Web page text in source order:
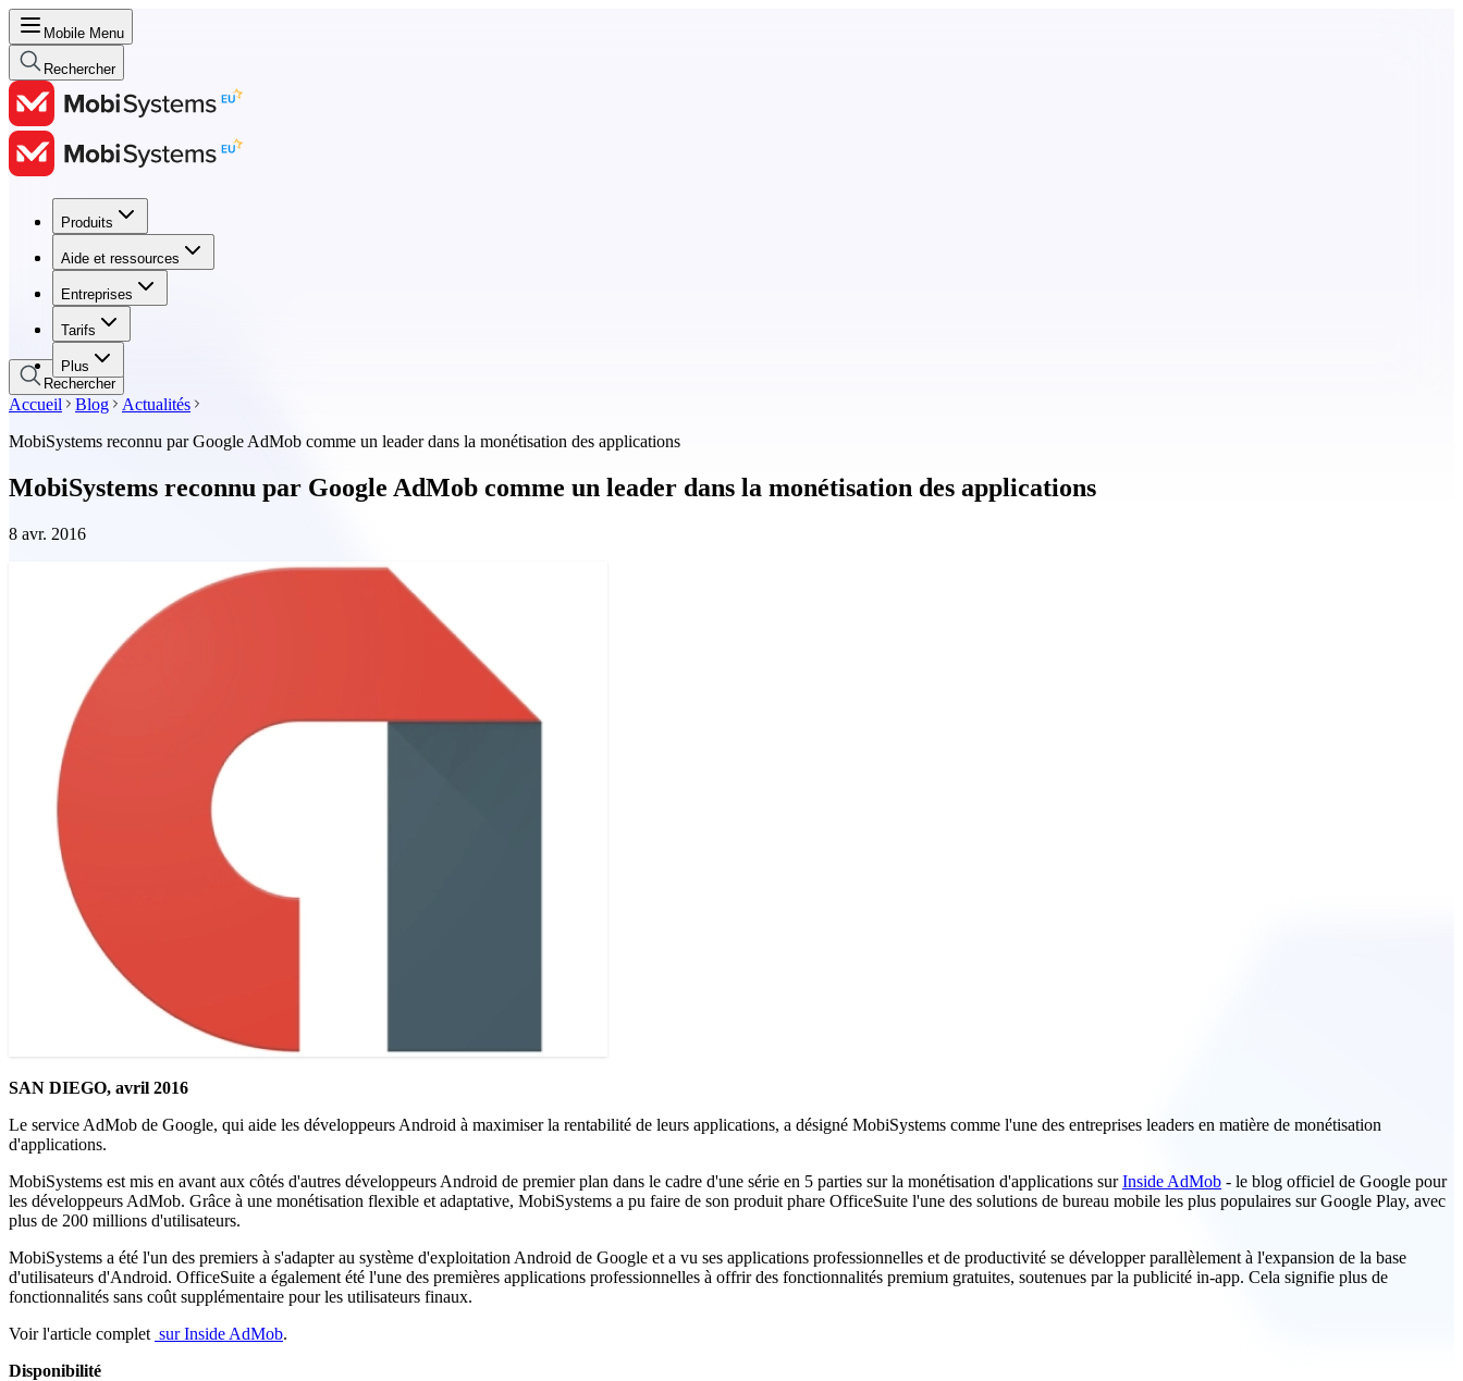
Mobile Menu
Rechercher
Produits
Aide et ressources
Entreprises
Tarifs
Plus
Produits
Aide et ressources
Entreprises
Tarifs
Rechercher
Accueil Blog
Actualités
MobiSystems reconnu par Google AdMob comme un leader dans la monétisation des applications
MobiSystems reconnu par Google AdMob comme un leader dans la monétisation des applications
8 avr. 2016
SAN DIEGO, avril 2016
Le service AdMob de Google, qui aide les développeurs Android à maximiser la rentabilité de leurs applications, a désigné MobiSystems comme l'une des entreprises leaders en matière de monétisation
d'applications.
MobiSystems est mis en avant aux côtés d'autres développeurs Android de premier plan dans le cadre d'une série en 5 parties sur la monétisation d'applications surInside AdMob - le blog officiel de Google pour
les développeurs AdMob. Grâce à une monétisation flexible et adaptative, MobiSystems a pu faire de son produit phare OfficeSuite l'une des solutions de bureau mobile les plus populaires sur Google Play, avec
plus de 200 millions d'utilisateurs.
MobiSystems a été l'un des premiers à s'adapter au système d'exploitation Android de Google et a vu ses applications professionnelles et de productivité se développer parallèlement à l'expansion de la base
d'utilisateurs d'Android. OfficeSuite a également été l'une des premières applications professionnelles à offrir des fonctionnalités premium gratuites, soutenues par la publicité in-app. Cela signifie plus de
fonctionnalités sans coût supplémentaire pour les utilisateurs finaux.
Voir l'article complet sur Inside AdMob.
Disponibilité